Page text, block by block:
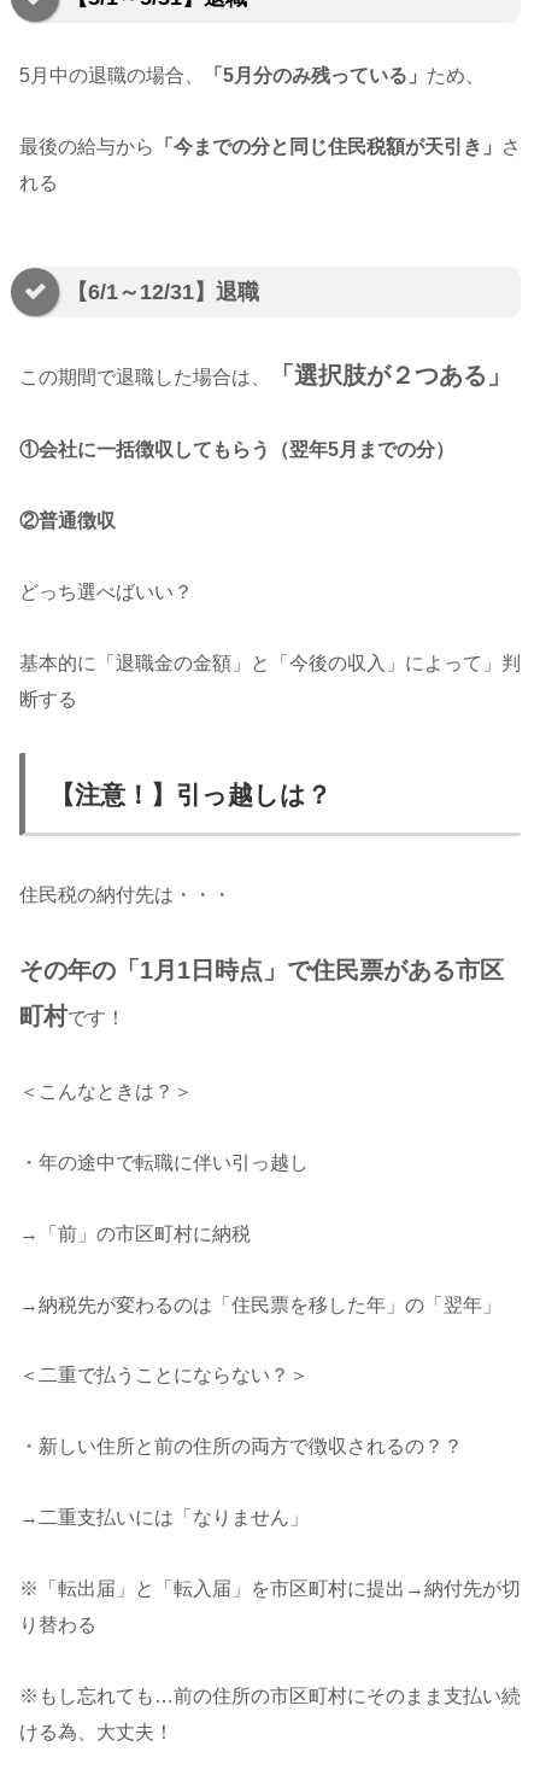
5月中の退職の場合、 「5月分のみ残っている」 ため、
最後の給与から 「今までの分と同じ住民税額が天引き」
さ
れる
【6/1～12/31】退職
この期間で退職した場合は、 「選択肢が２つある」
①会社に一括徴収してもらう（翌年5月までの分）
②普通徴収
どっち選べばいい？
基本的に「退職金の金額」と「今後の収入」によって」判
断する
【注意！】引っ越しは？
住民税の納付先は・・・
その年の「1月1日時点」で住民票がある市区
町村です！
＜こんなときは？＞
・年の途中で転職に伴い引っ越し
→「前」の市区町村に納税
→納税先が変わるのは「住民票を移した年」の「翌年」
＜二重で払うことにならない？＞
・新しい住所と前の住所の両方で徴収されるの？？
→二重支払いには「なりません」
※「転出届」と「転入届」を市区町村に提出→納付先が切
り替わる
※もし忘れても…前の住所の市区町村にそのまま支払い続
ける為、大丈夫！